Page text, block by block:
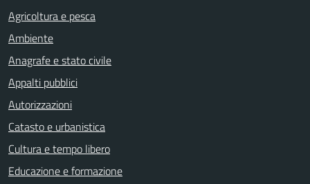
Agricoltura e pesca
Ambiente
Anagrafe e stato civile
Appalti pubblici
Autorizzazioni
Catasto e urbanistica
Cultura e tempo libero
Educazione e formazione